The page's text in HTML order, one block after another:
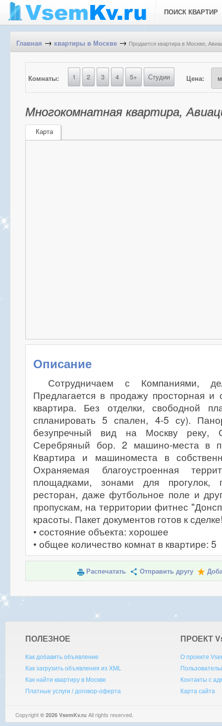
ПОИСК КВАРТИР
Главная → квартиры в Москве → Продается квартира в Москве,
Комнаты: 1 2 3 4 5+ Студии Цена:
Многокомнатная квартира,
Карта
Описание
Сотрудничаем с Компаниями,
Предлагается в продажу просторная и
квартира. Без отделки, свободной
спланировать 5 спален, 4-5 су).
безупречный вид на Москву реку,
Серебряный бор. 2 машино-места в
Квартира и машиноместа в
Охраняемая благоустроенная
площадками, зонами для прогулок,
ресторан, даже футбольное поле и
пропускам, на территории фитнес
красоты. Пакет документов готов к
• cостояние объекта: хорошее
• общее количество комнат в квартире: 5
Распечатать Отправить другу
ПОЛЕЗНОЕ
Как добавить объявление
Как загрузить объявления из XML
Как найти квартиру в Москве
Платные услуги / договор-оферта
ПРОЕКТ V
О проекте
Контакты с
Карта сайта
Copyright © 2026 VsemKv.ru All rights reserved.